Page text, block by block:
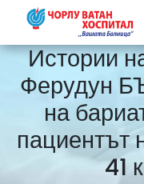
Истории
Ферудун
на
пациентът
41